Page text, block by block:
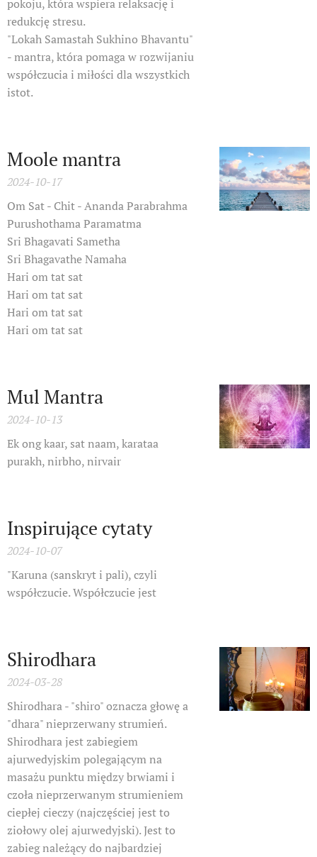
pokoju, która wspiera relaksację i
redukcję stresu.
"Lokah Samastah Sukhino Bhavantu"
- mantra, która pomaga w rozwijaniu
współczucia i miłości dla wszystkich
istot.
Moole mantra
2024-10-17
Om Sat - Chit - Ananda Parabrahma
Purushothama Paramatma
Sri Bhagavati Sametha
Sri Bhagavathe Namaha
Hari om tat sat
Hari om tat sat
Hari om tat sat
Hari om tat sat
Mul Mantra
2024-10-13
Ek ong kaar, sat naam, karataa
purakh, nirbho, nirvair
Inspirujące cytaty
2024-10-07
"Karuna (sanskryt i pali), czyli
współczucie. Współczucie jest
Shirodhara
2024-03-28
Shirodhara - "shiro" oznacza głowę a
"dhara" nieprzerwany strumień.
Shirodhara jest zabiegiem
ajurwedyjskim polegającym na
masażu punktu między brwiami i
czoła nieprzerwanym strumieniem
ciepłej cieczy (najczęściej jest to
ziołowy olej ajurwedyjski). Jest to
zabieg należący do najbardziej